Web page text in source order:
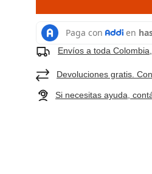
Envíos a toda
Devoluciones gratis.
Si necesitas ayuda,